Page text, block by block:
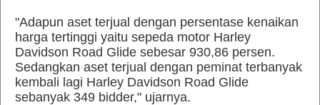
"Adapun aset terjual dengan persentase kenaikan
harga tertinggi yaitu sepeda motor Harley
Davidson Road Glide sebesar 930,86 persen.
Sedangkan aset terjual dengan peminat terbanyak
kembali lagi Harley Davidson Road Glide
sebanyak 349 bidder," ujarnya.